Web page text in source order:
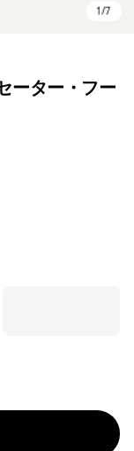
ーター・フー